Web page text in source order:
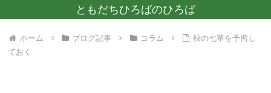
ともだちひろばのひろば
ホーム ブログ記事 コラム
秋の七草を予習し
ておく